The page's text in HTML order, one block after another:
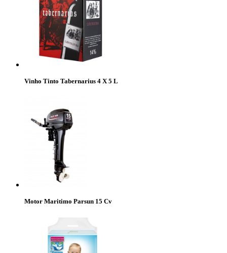
Vinho Tinto Tabernarius 4 X 5 L
Motor Maritimo Parsun 15 Cv